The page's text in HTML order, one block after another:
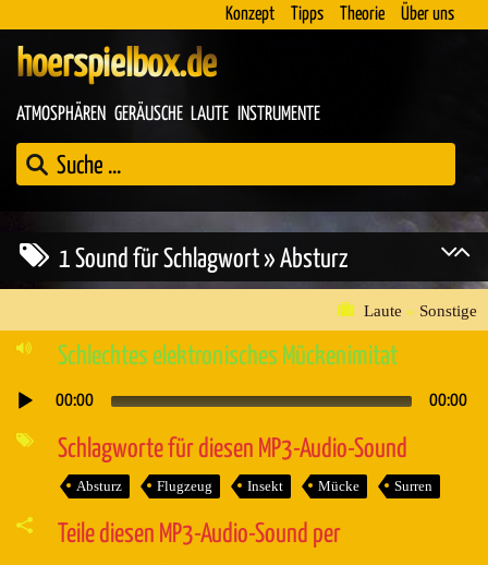
Konzept Tipps Theorie Über uns
hoerspielbox.de
ATMOSPHÄREN GERÄUSCHE LAUTE INSTRUMENTE
1 Sound für Schlagwort » Absturz
Laute » Sonstige
Schlechtes elektronisches Mückenimitat
Audio-
00:00 00:00
Schlagworte für diesen MP3-Audio-Sound
Absturz Flugzeug Insekt Mücke Surren
Teile diesen MP3-Audio-Sound per